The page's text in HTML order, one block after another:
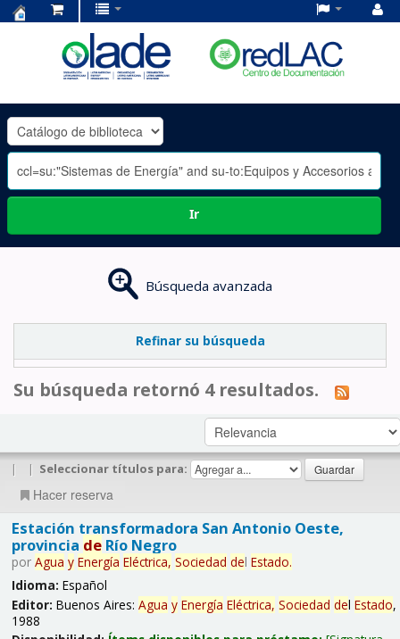
OLADE
-
Ir
Búsqueda avanzada
Refinar su búsqueda
Su búsqueda retornó 4 resultados.
| | Seleccionar títulos para:
Hacer reserva
Estación transformadora San Antonio Oeste,
provincia deRío Negro
por Agua y Energía Eléctrica, Sociedad del Estado.
Idioma: Español
Editor: Buenos Aires: Agua y Energía Eléctrica, Sociedad del Estado,
1988